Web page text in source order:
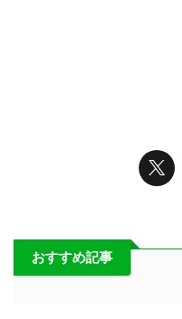
おすすめ記事